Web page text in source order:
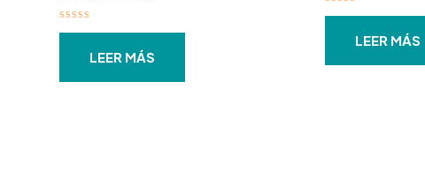
Valorado
LEER MÁS
Valorado
LEER MÁS